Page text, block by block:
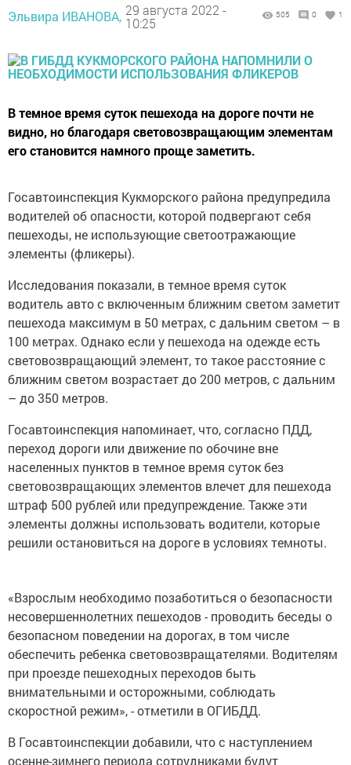
Эльвира ИВАНОВА, 29 августа 2022 -
10:25
505 0 1
В темное время суток пешехода на дороге почти не
видно, но благодаря световозвращающим элементам
его становится намного проще заметить.
Госавтоинспекция Кукморского района предупредила
водителей об опасности, которой подвергают себя
пешеходы, не использующие светоотражающие
элементы (фликеры).
Исследования показали, в темное время суток
водитель авто с включенным ближним светом заметит
пешехода максимум в 50 метрах, с дальним светом – в
100 метрах. Однако если у пешехода на одежде есть
световозвращающий элемент, то такое расстояние с
ближним светом возрастает до 200 метров, с дальним
– до 350 метров.
Госавтоинспекция напоминает, что, согласно ПДД,
переход дороги или движение по обочине вне
населенных пунктов в темное время суток без
световозвращающих элементов влечет для пешехода
штраф 500 рублей или предупреждение. Также эти
элементы должны использовать водители, которые
решили остановиться на дороге в условиях темноты.
«Взрослым необходимо позаботиться о безопасности
несовершеннолетних пешеходов - проводить беседы о
безопасном поведении на дорогах, в том числе
обеспечить ребенка световозвращателями. Водителям
при проезде пешеходных переходов быть
внимательными и осторожными, соблюдать
скоростной режим», - отметили в ОГИБДД.
В Госавтоинспекции добавили, что с наступлением
осенне-зимнего периода сотрудниками будут